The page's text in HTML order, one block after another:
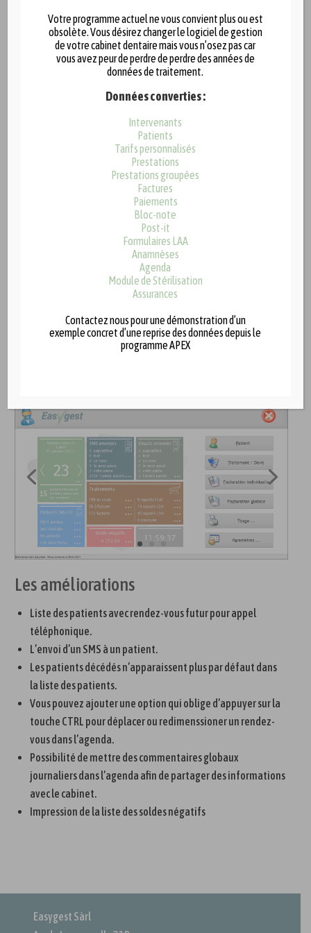
pouvez librement activer ou désactiver toutes ces nouvelles
fonctionnalités.
En plus de ces nouveautés, plusieurs améliorations ont été
toujours vous simplifier la gestion administrative de votre
cabinet et ainsi avoir plus de temps à consacrer à vos patients.
Les nouvelles fonctionnalités
La nouvelle fenêtre “Patients du jour”.
La recherche simplifiée des patients.
La gestion des rappels de rendez-vous par SMS, eMail et
téléphone peronnalisée par patient si vous le souhaitez.
La gestion de l’agenda et de la saisie des rendez-vous.
La saisie optimisée des nouveaux patients.
L’archivage des patients et des praticiens.
Les améliorations
Liste des patients avec rendez-vous futur pour appel
téléphonique.
L’envoi d’un SMS à un patient.
Les patients décédés n’apparaissent plus par défaut dans
la liste des patients.
Vous pouvez ajouter une option qui oblige d’appuyer sur la
touche CTRL pour déplacer ou redimenssioner un rendez-
vous dans l’agenda.
Possibilité de mettre des commentaires globaux
journaliers dans l’agenda afin de partager des informations
avec le cabinet.
Impression de la liste des soldes négatifs
Easygest Sàrl
Votre programme actuel ne vous convient plus ou est
obsolète. Vous désirez changer le logiciel de gestion
de votre cabinet dentaire mais vous n’osez pas car
vous avez peur de perdre de perdre des années de
données de traitement.
Données converties :
Intervenants
Patients
Tarifs personnalisés
Prestations
Prestations groupées
Factures
Paiements
Bloc-note
Post-it
Formulaires LAA
Anamnèses
Agenda
Module de Stérilisation
Assurances
Contactez nous pour une démonstration d’un
exemple concret d’une reprise des données depuis le
programme APEX